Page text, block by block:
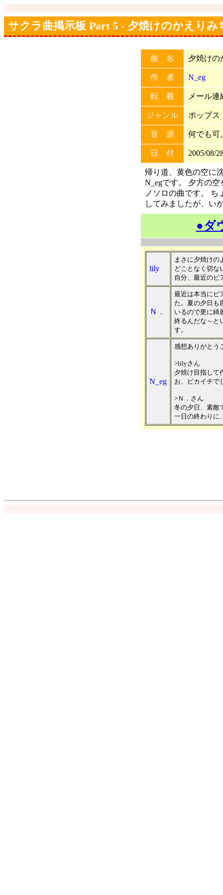
サクラ曲掲示板 Part 5 - 夕焼けのかえりみ
曲 名 夕焼けの
作 者 N_eg
転 載 メール連
ジャンル ポップス
音 源 何でも可
日 付 2005/08/
帰り道、黄色の空に
N_egです。 夕方の
ノソロの曲です。 ち
してみましたが、い
●ダ
lily
まさに夕焼けの
どことなく切な
自分、最近のピ
Ｎ．
最近は本当にピ
た。夏の夕日も
いるので更に綺
終るんだな～と
す。
N_eg
感想ありがとう
>lilyさん
夕焼け目指して
お、ピカイチで
>Ｎ．さん
冬の夕日、素敵
一日の終わりに